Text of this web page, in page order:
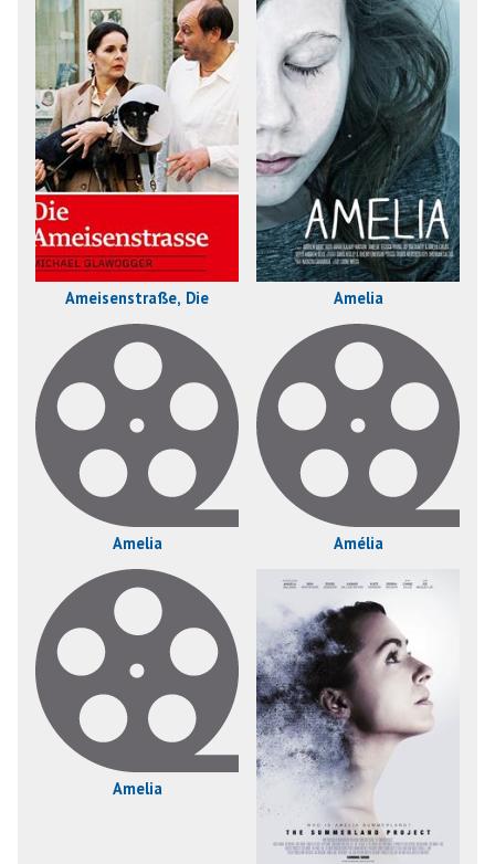
Ameisenstraße, Die Amelia
Amelia Amélia
Amelia